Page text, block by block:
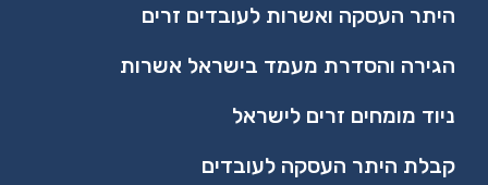
היתר העסקה ואשרות לעובדים זרים
הגירה והסדרת מעמד בישראל אשרות
ניוד מומחים זרים לישראל
קבלת היתר העסקה לעובדים